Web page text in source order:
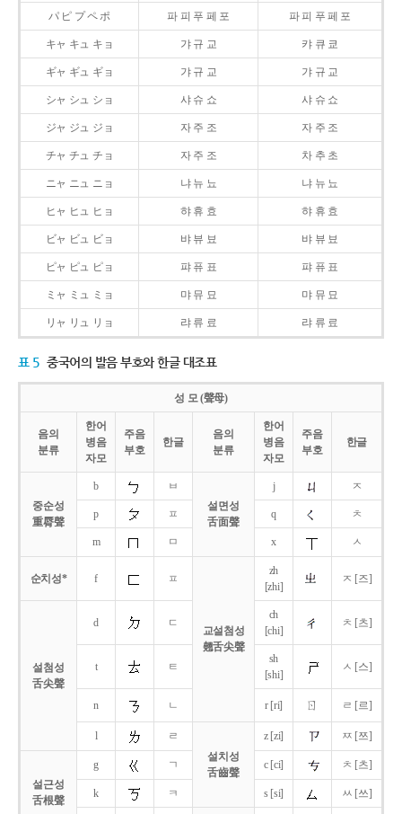
パ ピ プ ペ ポ 파 피 푸 페 포 파 피 푸 페 포
キャ キュ キョ 갸 규 교 캬 큐 쿄
ギャ ギュ ギョ 갸 규 교 갸 규 교
シャ シュ ショ 샤 슈 쇼 샤 슈 쇼
ジャ ジュ ジョ 자 주 조 자 주 조
チャ チュ チョ 자 주 조 차 추 초
ニャ ニュ ニョ 냐 뉴 뇨 냐 뉴 뇨
ヒャ ヒュ ヒョ 햐 휴 효 햐 휴 효
ビャ ビュ ビョ 뱌 뷰 뵤 뱌 뷰 뵤
ピャ ピュ ピョ 퍄 퓨 표 퍄 퓨 표
ミャ ミュ ミョ 먀 뮤 묘 먀 뮤 묘
リャ リュ リョ 랴 류 료 랴 류 료
표 5 중국어의 발음 부호와 한글 대조표
성 모 (聲母)
음의
분류
한어
병음
자모
주음
부호
한글
음의
분류
한어
병음
자모
주음
부호
한글
중순성
重脣聲
b
ㅂ
설면성
舌面聲
j ㅈ
p ㅍ q ㅊ
m ㅁ x ㅅ
순치성* f ㅍ
교설첨성
翹舌尖聲
zh
[zhi]
ㅈ [즈]
설첨성
舌尖聲
d ㄷ
ch
[chi]
ㅊ [츠]
t ㅌ
sh
[shi]
ㅅ [스]
n ㄴ r [ri] ㄖ ㄹ [르]
l
ㄹ
설치성
舌齒聲
z [zi] ㅉ [쯔]
설근성
舌根聲
g ㄱ c [ci] ㅊ [츠]
k ㅋ s [si] ㅆ [쓰]